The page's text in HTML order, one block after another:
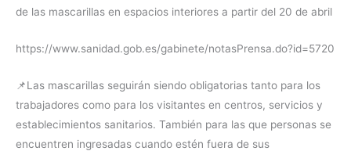
de las mascarillas en espacios interiores a partir del 20 de abril
https://www.sanidad.gob.es/gabinete/notasPrensa.do?id=5720
📌Las mascarillas seguirán siendo obligatorias tanto para los
trabajadores como para los visitantes en centros, servicios y
establecimientos sanitarios. También para las que personas se
encuentren ingresadas cuando estén fuera de sus